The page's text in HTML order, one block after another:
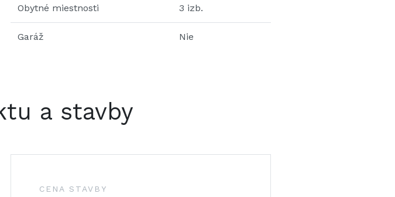
Obytné miestnosti 3 izb.
Garáž Nie
a stavby
CENA STAVBY